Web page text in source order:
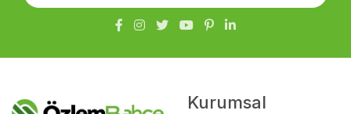
Kurumsal